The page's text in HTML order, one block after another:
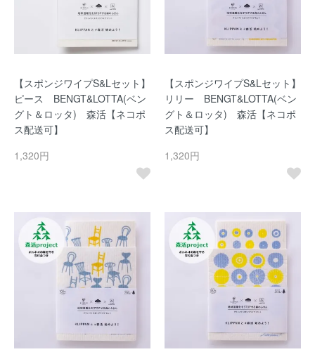
【スポンジワイプS&Lセット】
ピース BENGT&LOTTA(ベン
グト＆ロッタ) 森活【ネコポ
ス配送可】
1,320円
【スポンジワイプS&Lセット】
リリー BENGT&LOTTA(ベン
グト＆ロッタ) 森活【ネコポ
ス配送可】
1,320円